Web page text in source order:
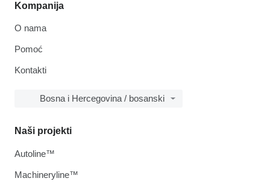
Kompanija
O nama
Pomoć
Kontakti
Bosna i Hercegovina / bosanski
Naši projekti
Autoline™
Machineryline™